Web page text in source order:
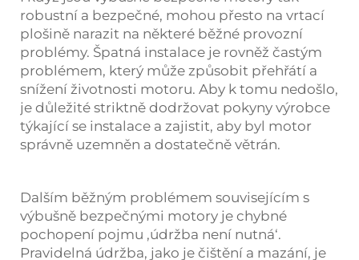
robustní a bezpečné, mohou přesto na vrtací
plošině narazit na některé běžné provozní
problémy. Špatná instalace je rovněž častým
problémem, který může způsobit přehřátí a
snížení životnosti motoru. Aby k tomu nedošlo,
je důležité striktně dodržovat pokyny výrobce
týkající se instalace a zajistit, aby byl motor
správně uzemněn a dostatečně větrán.
Dalším běžným problémem souvisejícím s
výbušně bezpečnými motory je chybné
pochopení pojmu ‚údržba není nutná‘.
Pravidelná údržba, jako je čištění a mazání, je